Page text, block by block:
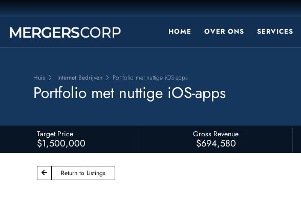
HOME OVER ONS SERVICES
Huis Internet Bedrijven Portfolio met nuttige iOS-apps
Portfolio met nuttige iOS-apps
Target Price
$1,500,000
Gross Revenue
$694,580
Return to Listings